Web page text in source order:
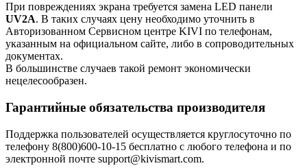
При повреждениях экрана требуется замена LED панели
UV2A. В таких случаях цену необходимо уточнить в
Авторизованном Сервисном центре KIVI по телефонам,
указанным на официальном сайте, либо в сопроводительных
документах.
В большинстве случаев такой ремонт экономически
нецелесообразен.
Гарантийные обязательства производителя
Поддержка пользователей осуществляется круглосуточно по
телефону 8(800)600-10-15 бесплатно с любого телефона и по
электронной почте support@kivismart.com.